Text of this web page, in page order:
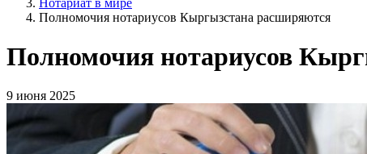
Полномочия нотариусов Кыргызстана расширяются
Полномочия нотариусов
9 июня 2025